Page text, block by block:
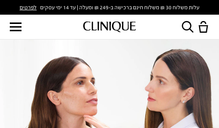
עלות משלוח 30 ₪ משלוח חינם ברכישה ב-249 ₪ ומעלה | עד 14 ימי עסקים לפרטים